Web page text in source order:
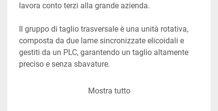
lavora conto terzi alla grande azienda.
Il gruppo di taglio trasversale è una unità rotativa,
composta da due lame sincronizzate elicoidali e
gestiti da un PLC, garantendo un taglio altamente
preciso e senza sbavature.
Il PLC rigorosamente di marca Siemens permette
Mostra tutto